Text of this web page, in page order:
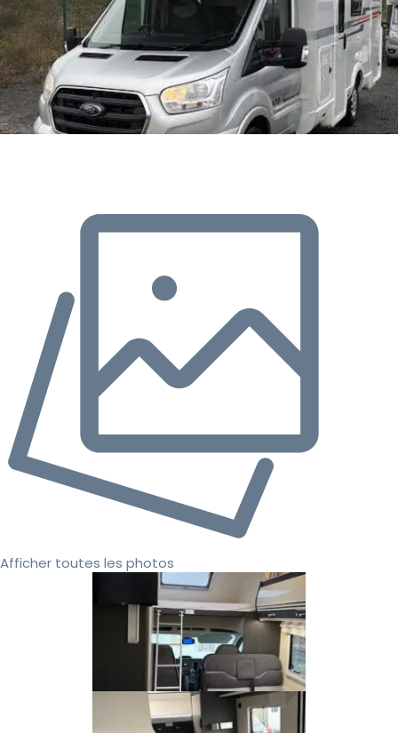
Afficher toutes les photos